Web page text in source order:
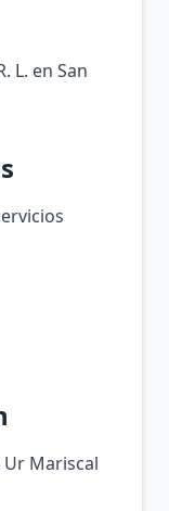
L. en San
Ur Mariscal